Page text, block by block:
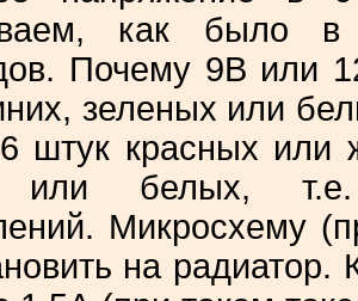
как было в
Почему 9В или
зеленых или
штук красных или
или белых, т.е.
Микросхему
на